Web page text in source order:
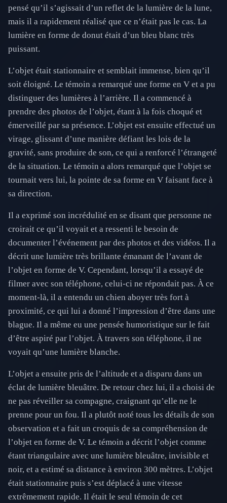
pensé qu’il s’agissait d’un reflet de la lumière de la lune,
mais il a rapidement réalisé que ce n’était pas le cas. La
lumière en forme de donut était d’un bleu blanc très
puissant.
L’objet était stationnaire et semblait immense, bien qu’il
soit éloigné. Le témoin a remarqué une forme en V et a pu
distinguer des lumières à l’arrière. Il a commencé à
prendre des photos de l’objet, étant à la fois choqué et
émerveillé par sa présence. L’objet est ensuite effectué un
virage, glissant d’une manière défiant les lois de la
gravité, sans produire de son, ce qui a renforcé l’étrangeté
de la situation. Le témoin a alors remarqué que l’objet se
tournait vers lui, la pointe de sa forme en V faisant face à
sa direction.
Il a exprimé son incrédulité en se disant que personne ne
croirait ce qu’il voyait et a ressenti le besoin de
documenter l’événement par des photos et des vidéos. Il a
décrit une lumière très brillante émanant de l’avant de
l’objet en forme de V. Cependant, lorsqu’il a essayé de
filmer avec son téléphone, celui-ci ne répondait pas. À ce
moment-là, il a entendu un chien aboyer très fort à
proximité, ce qui lui a donné l’impression d’être dans une
blague. Il a même eu une pensée humoristique sur le fait
d’être aspiré par l’objet. À travers son téléphone, il ne
voyait qu’une lumière blanche.
L’objet a ensuite pris de l’altitude et a disparu dans un
éclat de lumière bleuâtre. De retour chez lui, il a choisi de
ne pas réveiller sa compagne, craignant qu’elle ne le
prenne pour un fou. Il a plutôt noté tous les détails de son
observation et a fait un croquis de sa compréhension de
l’objet en forme de V. Le témoin a décrit l’objet comme
étant triangulaire avec une lumière bleuâtre, invisible et
noir, et a estimé sa distance à environ 300 mètres. L’objet
était stationnaire puis s’est déplacé à une vitesse
extrêmement rapide. Il était le seul témoin de cet